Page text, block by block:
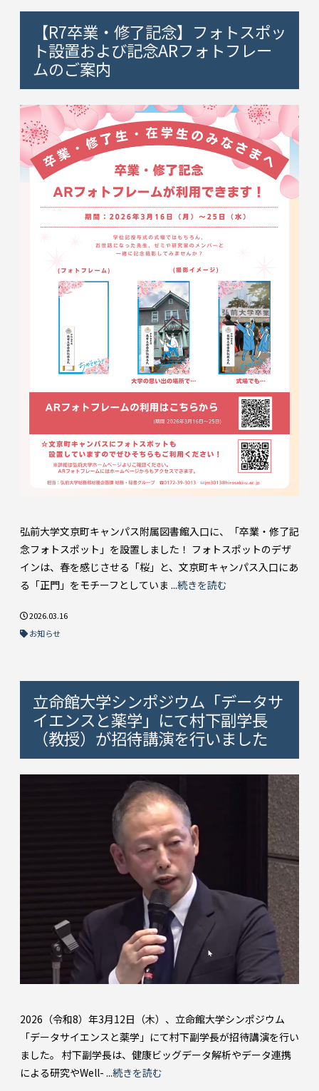
【R7卒業・修了記念】フォトスポッ
ト設置および記念ARフォトフレー
ムのご案内
弘前大学文京町キャンパス附属図書館入口に、「卒業・修了記
念フォトスポット」を設置しました！ フォトスポットのデザ
インは、春を感じさせる「桜」と、文京町キャンパス入口にあ
る「正門」をモチーフとしていま ...続きを読む
2026.03.16
お知らせ
立命館大学シンポジウム「データサ
イエンスと薬学」にて村下副学長
（教授）が招待講演を行いました
2026（令和8）年3月12日（木）、立命館大学シンポジウム
「データサイエンスと薬学」にて村下副学長が招待講演を行い
ました。 村下副学長は、健康ビッグデータ解析やデータ連携
による研究やWell- ...続きを読む